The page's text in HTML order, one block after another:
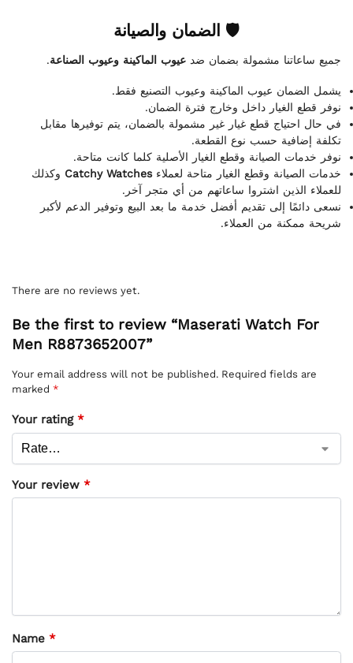
🛡 الضمان والصيانة
جميع ساعاتنا مشمولة بضمان ضد عيوب الماكينة وعيوب الصناعة.
يشمل الضمان عيوب الماكينة وعيوب التصنيع فقط.
نوفر قطع الغيار داخل وخارج فترة الضمان.
في حال احتياج قطع غيار غير مشمولة بالضمان، يتم توفيرها مقابل
تكلفة إضافية حسب نوع القطعة.
نوفر خدمات الصيانة وقطع الغيار الأصلية كلما كانت متاحة.
خدمات الصيانة وقطع الغيار متاحة لعملاءCatchy Watches وكذلك
للعملاء الذين اشتروا ساعاتهم من أي متجر آخر.
نسعى دائمًا إلى تقديم أفضل خدمة ما بعد البيع وتوفير الدعم لأكبر
شريحة ممكنة من العملاء.
There are no reviews yet.
Be the first to review “Maserati Watch For
Men R8873652007”
Your email address will not be published. Required fields are
marked *
Your rating *
Your review *
Name *